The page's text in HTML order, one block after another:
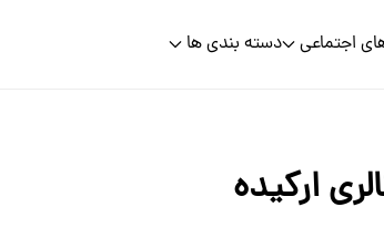
اجتماعی دسته بندی ها
ارکیده